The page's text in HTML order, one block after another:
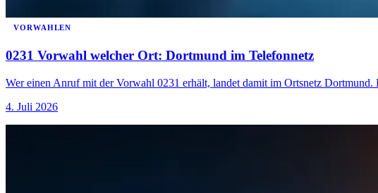
VORWAHLEN
0231 Vorwahl welcher Ort: Dortmund im Telefonnetz
Wer einen Anruf mit der Vorwahl 0231 erhält, landet damit im Ortsnetz
4. Juli 2026